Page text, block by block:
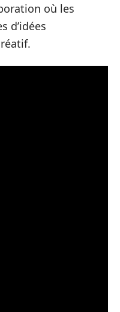
où les
d’idées